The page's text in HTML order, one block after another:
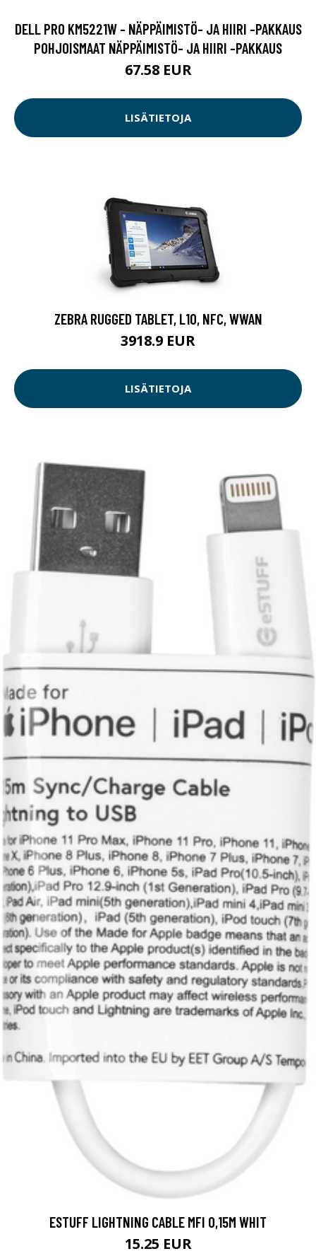
DELL PRO KM5221W - NÄPPÄIMISTÖ- JA HIIRI -PAKKAUS
POHJOISMAAT NÄPPÄIMISTÖ- JA HIIRI -PAKKAUS
67.58 EUR
LISÄTIETOJA
ZEBRA RUGGED TABLET, L10, NFC, WWAN
3918.9 EUR
LISÄTIETOJA
ESTUFF LIGHTNING CABLE MFI 0,15M WHIT
15.25 EUR